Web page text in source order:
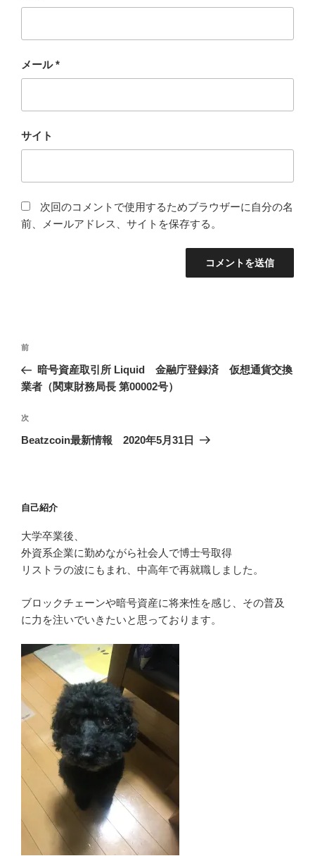
メール*
サイト
次回のコメントで使用するためブラウザーに自分の名
前、メールアドレス、サイトを保存する。
投
ナ
ゲ
ー
過
去
の
稿
前
暗号資産取引所 Liquid 金融庁登録済 仮想通貨交換
業者（関東財務局長 第00002号）
次
の
次
Beatzcoin最新情報 2020年5月31日
自己紹介
大学卒業後、
外資系企業に勤めながら社会人で博士号取得
リストラの波にもまれ、中高年で再就職しました。
ブロックチェーンや暗号資産に将来性を感じ、その普及
に力を注いでいきたいと思っております。